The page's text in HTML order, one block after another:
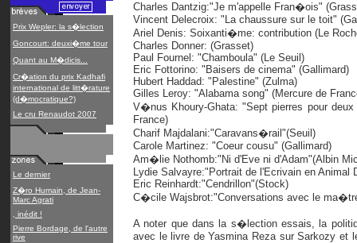
Prix Wepler: la s�lection
Goncourt: deuxi�me tour
Quant au M�dicis...
Cr�ation du prix Kadhafi
international de litt�rature
(d�mocratique?)
Le cru Renaudot 2007
Le dernier
Z�ro Humain, de Jean-
Marc Agrati
, inédit !
Pierre Bordage, de l'autre
rive
Charles Dantzig:"Je m'appelle Fran�ois"
Vincent Delecroix: "La chaussure sur le toit"
Ariel Denis: Soixanti�me: contribution (Le
Charles Donner: (Grasset)
Paul Fournel: "Chamboula" (Le Seuil)
Eric Fottorino: "Baisers de cinema" (Gallimard)
Hubert Haddad: "Palestine" (Zulma)
Gilles Leroy: "Alabama song" (Mercure de
V�nus Khoury-Ghata: "Sept pierres pour
France)
Charif Majdalani:"Caravans�rail"(Seuil)
Carole Martinez: "Coeur cousu" (Gallimard)
Am�lie Nothomb:"Ni d'Eve ni d'Adam"(Albin
Lydie Salvayre:"Portrait de l'Ecrivain en Animal
Eric Reinhardt:"Cendrillon"(Stock)
C�cile Wajsbrot:"Conversations avec le
A noter que dans la s�lection essais, la
avec le livre de Yasmina Reza sur Sarkozy et